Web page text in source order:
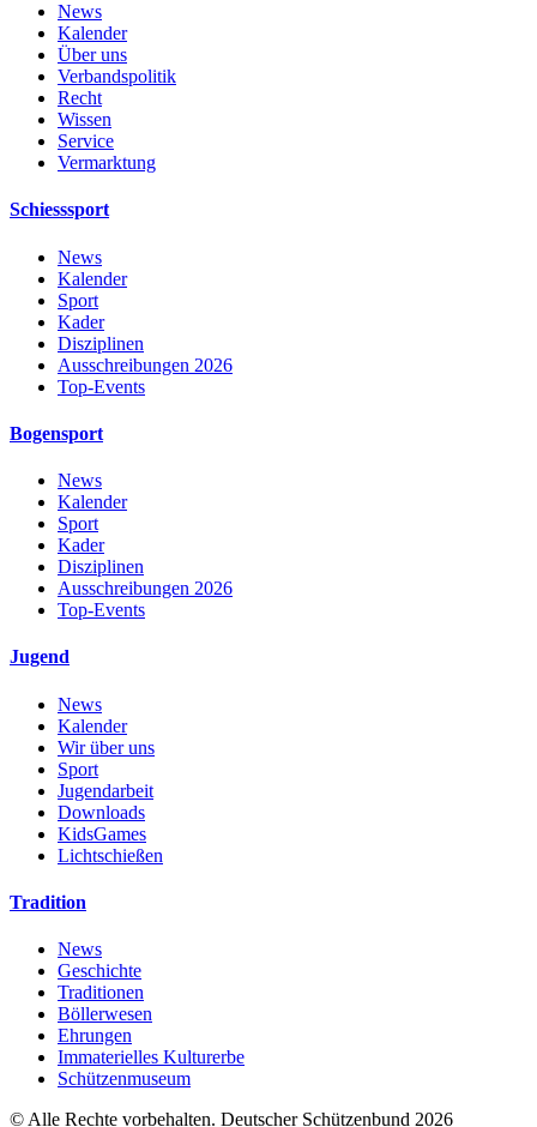
News
Kalender
Über uns
Verbandspolitik
Recht
Wissen
Service
Vermarktung
Schiesssport
News
Kalender
Sport
Kader
Disziplinen
Ausschreibungen 2026
Top-Events
Bogensport
News
Kalender
Sport
Kader
Disziplinen
Ausschreibungen 2026
Top-Events
Jugend
News
Kalender
Wir über uns
Sport
Jugendarbeit
Downloads
KidsGames
Lichtschießen
Tradition
News
Geschichte
Traditionen
Böllerwesen
Ehrungen
Immaterielles Kulturerbe
Schützenmuseum
© Alle Rechte vorbehalten. Deutscher Schützenbund 2026